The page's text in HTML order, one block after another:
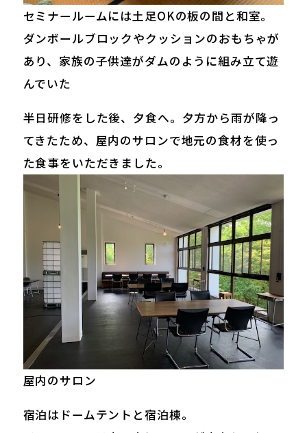
セミナールームには土足OKの板の間と和室。
ダンボールブロックやクッションのおもちゃが
あり、家族の子供達がダムのように組み立て遊
んでいた
半日研修をした後、夕食へ。夕方から雨が降っ
てきたため、屋内のサロンで地元の食材を使っ
た食事をいただきました。
屋内のサロン
宿泊はドームテントと宿泊棟。